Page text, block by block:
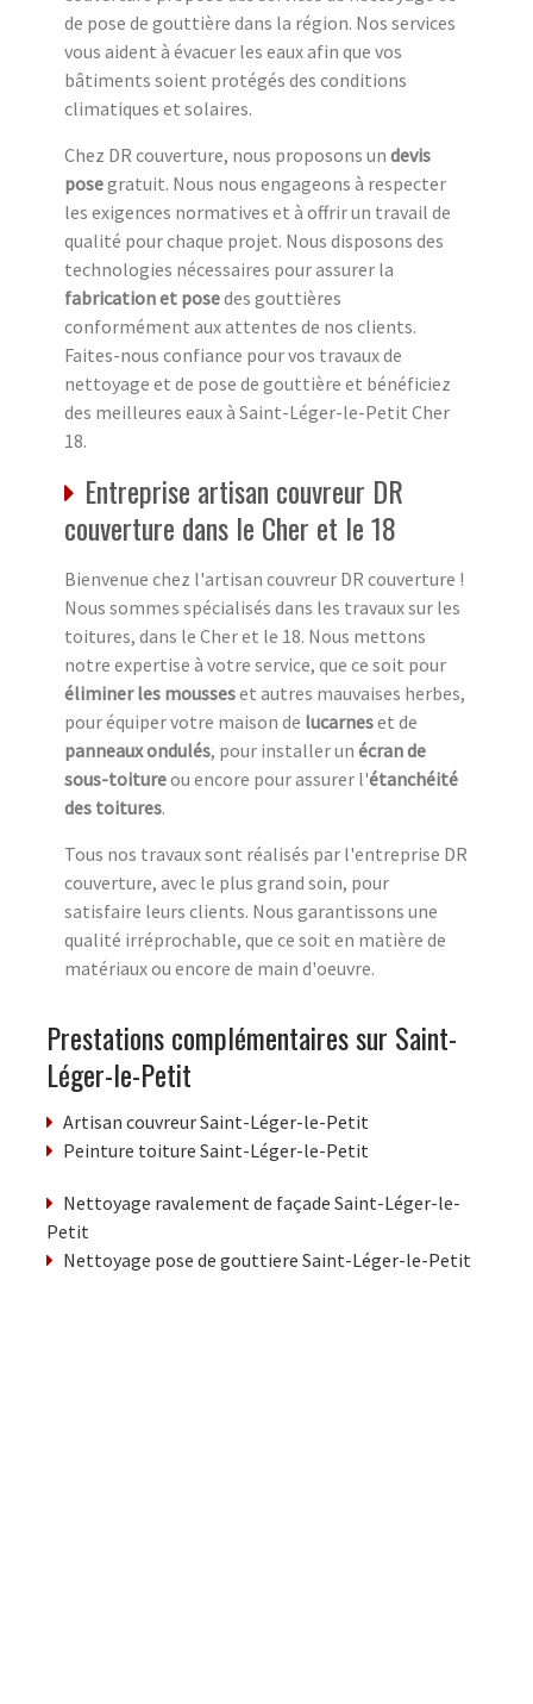
de pose de gouttière dans la région. Nos services
vous aident à évacuer les eaux afin que vos
bâtiments soient protégés des conditions
climatiques et solaires.
Chez DR couverture, nous proposons un devis
posegratuit. Nous nous engageons à respecter
les exigences normatives et à offrir un travail de
qualité pour chaque projet. Nous disposons des
technologies nécessaires pour assurer la
fabrication et posedes gouttières
conformément aux attentes de nos clients.
Faites-nous confiance pour vos travaux de
nettoyage et de pose de gouttière et bénéficiez
des meilleures eaux à Saint-Léger-le-Petit Cher
18.
Entreprise artisan couvreur DR
couverture dans le Cher et le 18
Bienvenue chez l'artisan couvreur DR couverture !
Nous sommes spécialisés dans les travaux sur les
toitures, dans le Cher et le 18. Nous mettons
notre expertise à votre service, que ce soit pour
éliminer les mousseset autres mauvaises herbes,
pour équiper votre maison de lucarneset de
panneaux ondulés, pour installer un écran de
sous-toitureou encore pour assurer l'étanchéité
des toitures.
Tous nos travaux sont réalisés par l'entreprise DR
couverture, avec le plus grand soin, pour
satisfaire leurs clients. Nous garantissons une
qualité irréprochable, que ce soit en matière de
matériaux ou encore de main d'oeuvre.
Prestations complémentaires sur Saint-
Léger-le-Petit
Artisan couvreur Saint-Léger-le-Petit
Peinture toiture Saint-Léger-le-Petit
Nettoyage ravalement de façade Saint-Léger-le-
Petit
Nettoyage pose de gouttiere Saint-Léger-le-Petit